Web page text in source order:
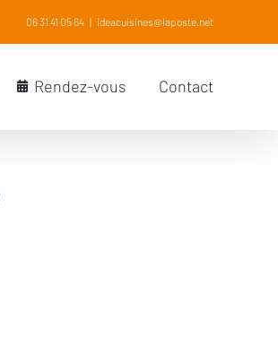
06 31 41 05 64 | ideacuisines@laposte.net
Rendez-vous Contact